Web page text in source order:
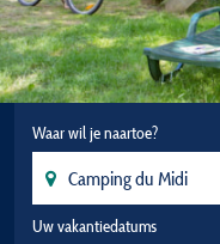
Waar wil je naartoe?
Uw vakantiedatums